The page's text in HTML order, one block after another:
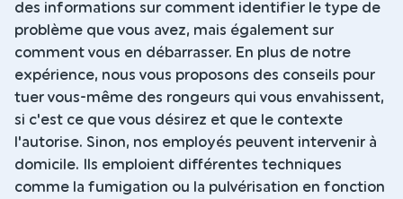
des informations sur comment identifier le type de
problème que vous avez, mais également sur
comment vous en débarrasser. En plus de notre
expérience, nous vous proposons des conseils pour
tuer vous-même des rongeurs qui vous envahissent,
si c'est ce que vous désirez et que le contexte
l'autorise. Sinon, nos employés peuvent intervenir à
domicile. Ils emploient différentes techniques
comme la fumigation ou la pulvérisation en fonction